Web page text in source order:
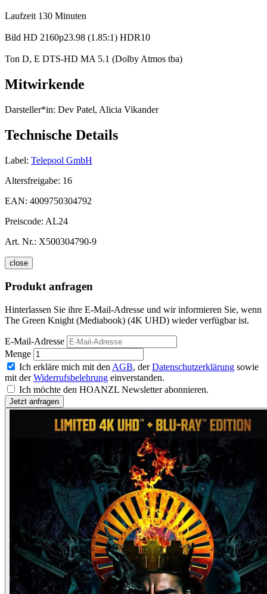
Laufzeit 130 Minuten
Bild HD 2160p23.98 (1.85:1) HDR10
Ton D, E DTS-HD MA 5.1 (Dolby Atmos tba)
Mitwirkende
Darsteller*in: Dev Patel, Alicia Vikander
Technische Details
Label: Telepool GmbH
Altersfreigabe: 16
EAN: 4009750304792
Preiscode: AL24
Art. Nr.: X500304790-9
close
Produkt anfragen
Hinterlassen Sie ihre E-Mail-Adresse und wir informieren Sie, wenn
The Green Knight (Mediabook) (4K UHD) wieder verfügbar ist.
E-Mail-Adresse
Menge
Ich erkläre mich mit den AGB, derDatenschutzerklärung sowie
mit derWiderrufsbelehrung einverstanden.
Ich möchte den HOANZL Newsletter abonnieren.